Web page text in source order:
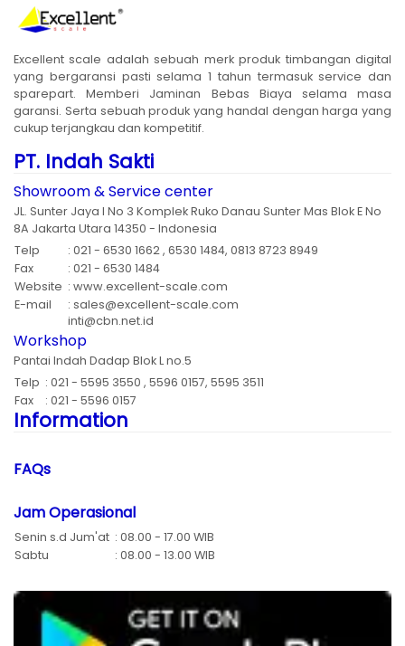
Excellent scale adalah sebuah merk produk timbangan digital
yang bergaransi pasti selama 1 tahun termasuk service dan
sparepart. Memberi Jaminan Bebas Biaya selama masa
garansi. Serta sebuah produk yang handal dengan harga yang
cukup terjangkau dan kompetitif.
PT. Indah Sakti
Showroom & Service center
JL. Sunter Jaya I No 3 Komplek Ruko Danau Sunter Mas Blok E No
8A Jakarta Utara 14350 - Indonesia
Telp
: 021 - 6530 1662 , 6530 1484, 0813 8723 8949
Fax
: 021 - 6530 1484
Website : www.excellent-scale.com
E-mail
: sales@excellent-scale.com
inti@cbn.net.id
Workshop
Pantai Indah Dadap Blok L no.5
Telp : 021 - 5595 3550 , 5596 0157, 5595 3511
Fax
: 021 - 5596 0157
Information
FAQs
Jam Operasional
Senin s.d Jum'at : 08.00 - 17.00 WIB
Sabtu
: 08.00 - 13.00 WIB